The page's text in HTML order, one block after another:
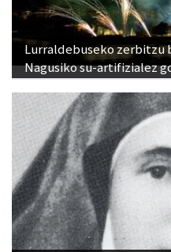
Lurraldebuseko zerbitzu
Nagusiko su-artifizialez